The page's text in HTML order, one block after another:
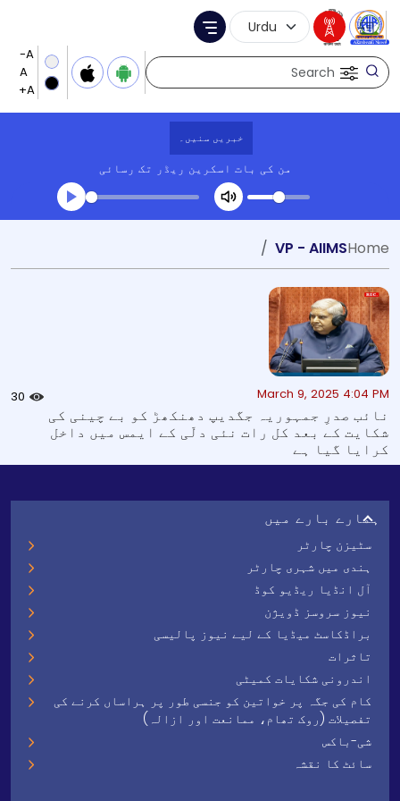
Search
Language Selection
Menu
خبریں سنیں۔
من کی بات اسکرین ریڈر تک رسائی
Transcript summary
Home
VP - AIIMS
March 9, 2025 4:04 PM
30
نائب صدرِ جمہوریہ جگدیپ دھنکھڑ کو بے چینی کی
شکایت کے بعد کل رات نئی دلّی کے ایمس میں داخل
کرایا گیا ہے
ہمارے بارے میں
سٹیزن چارٹر
ہندی میں شہری چارٹر
آل انڈیا ریڈیو کوڈ
نیوز سروسز ڈویژن
براڈکاسٹ میڈیا کے لیے نیوز پالیسی
تاثرات
اندرونی شکایات کمیٹی
کام کی جگہ پر خواتین کو جنسی طور پر ہراساں کرنے کی
تفصیلات (روک تھام، ممانعت اور ازالہ)
شی-باکس
سائٹ کا نقشہ